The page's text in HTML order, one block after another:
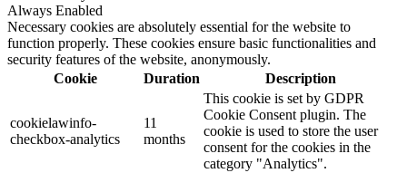
Always Enabled
Necessary cookies are absolutely essential for the website to
function properly. These cookies ensure basic functionalities and
security features of the website, anonymously.
Cookie
Duration Description
cookielawinfo-
checkbox-analytics
11
months
This cookie is set by GDPR
Cookie Consent plugin. The
cookie is used to store the user
consent for the cookies in the
category "Analytics".